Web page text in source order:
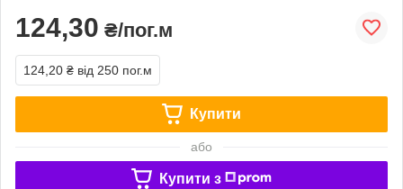
124,30 ₴/пог.м
124,20 ₴ від 250 пог.м
Купити
або
Купити з